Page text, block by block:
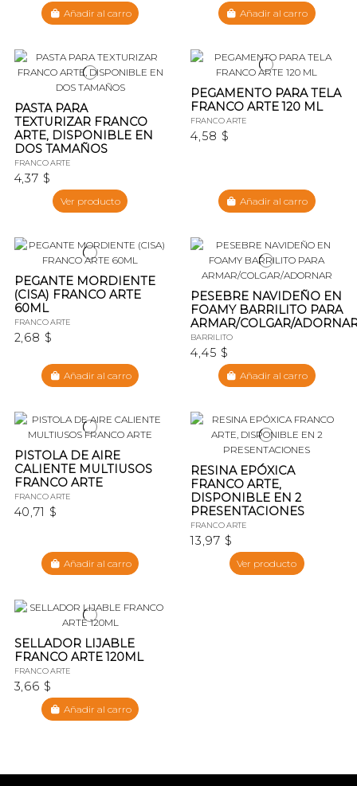
Añadir al carro Añadir al carro
PASTA PARA
TEXTURIZAR FRANCO
ARTE, DISPONIBLE EN
DOS TAMAÑOS
FRANCO ARTE
4,37 $
Ver producto
PEGAMENTO PARA TELA
FRANCO ARTE 120 ML
FRANCO ARTE
4,58 $
Añadir al carro
PEGANTE MORDIENTE
(CISA) FRANCO ARTE
60ML
FRANCO ARTE
2,68 $
Añadir al carro
PESEBRE NAVIDEÑO EN
FOAMY BARRILITO PARA
ARMAR/COLGAR/
BARRILITO
4,45 $
Añadir al carro
PISTOLA DE AIRE
CALIENTE MULTIUSOS
FRANCO ARTE
FRANCO ARTE
40,71 $
Añadir al carro
RESINA EPÓXICA
FRANCO ARTE,
DISPONIBLE EN 2
PRESENTACIONES
FRANCO ARTE
13,97 $
Ver producto
SELLADOR LIJABLE
FRANCO ARTE 120ML
FRANCO ARTE
3,66 $
Añadir al carro